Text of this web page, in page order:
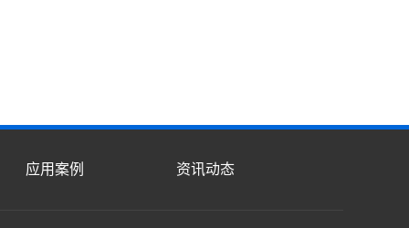
应用案例 资讯动态